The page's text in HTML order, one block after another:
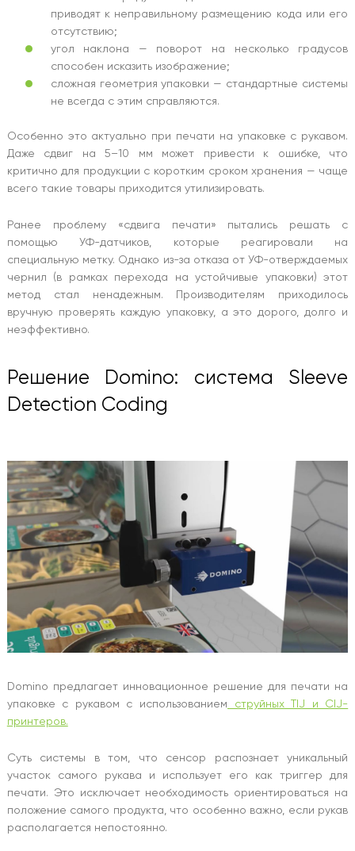
приводят к неправильному размещению кода или его
отсутствию;
угол наклона — поворот на несколько градусов
способен исказить изображение;
сложная геометрия упаковки — стандартные системы
не всегда с этим справляются.
Особенно это актуально при печати на упаковке с рукавом.
Даже сдвиг на 5–10 мм может привести к ошибке, что
критично для продукции с коротким сроком хранения — чаще
всего такие товары приходится утилизировать.
Ранее проблему «сдвига печати» пытались решать с
помощью УФ-датчиков, которые реагировали на
специальную метку. Однако из-за отказа от УФ-отверждаемых
чернил (в рамках перехода на устойчивые упаковки) этот
метод стал ненадежным. Производителям приходилось
вручную проверять каждую упаковку, а это дорого, долго и
неэффективно.
Решение Domino: система Sleeve
Detection Coding
Domino предлагает инновационное решение для печати на
упаковке с рукавом с использованием струйных TIJ и CIJ-
принтеров.
Суть системы в том, что сенсор распознает уникальный
участок самого рукава и использует его как триггер для
печати. Это исключает необходимость ориентироваться на
положение самого продукта, что особенно важно, если рукав
располагается непостоянно.